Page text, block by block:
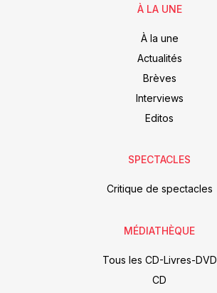
À LA UNE
À la une
Actualités
Brèves
Interviews
Editos
SPECTACLES
Critique de spectacles
MÉDIATHÈQUE
Tous les CD-Livres-DVD
CD